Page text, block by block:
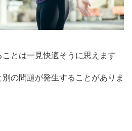
とは一見快適そうに思えます
の問題が発生することがありま